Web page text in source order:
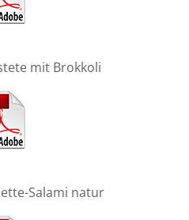
mit Brokkoli
Salami natur